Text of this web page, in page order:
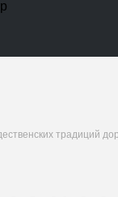
традиций